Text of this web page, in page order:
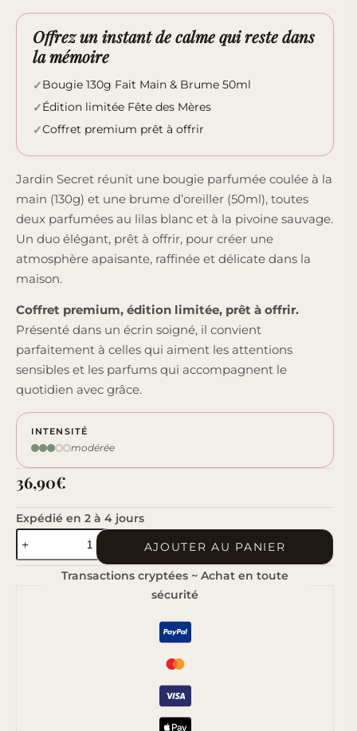
Offrez un instant de calme qui reste dans
la mémoire
Bougie 130g Fait Main & Brume 50ml
Édition limitée Fête des Mères
Coffret premium prêt à offrir
Jardin Secret réunit une bougie parfumée coulée à la
main (130g) et une brume d’oreiller (50ml), toutes
deux parfumées au lilas blanc et à la pivoine sauvage.
Un duo élégant, prêt à offrir, pour créer une
atmosphère apaisante, raffinée et délicate dans la
maison.
Coffret premium, édition limitée, prêt à offrir.
Présenté dans un écrin soigné, il convient
parfaitement à celles qui aiment les attentions
sensibles et les parfums qui accompagnent le
quotidien avec grâce.
INTENSITÉ
modérée
36,90€
Expédié en 2 à 4 jours
de
Secret
AJOUTER AU PANIER
Transactions cryptées ~ Achat en toute
sécurité